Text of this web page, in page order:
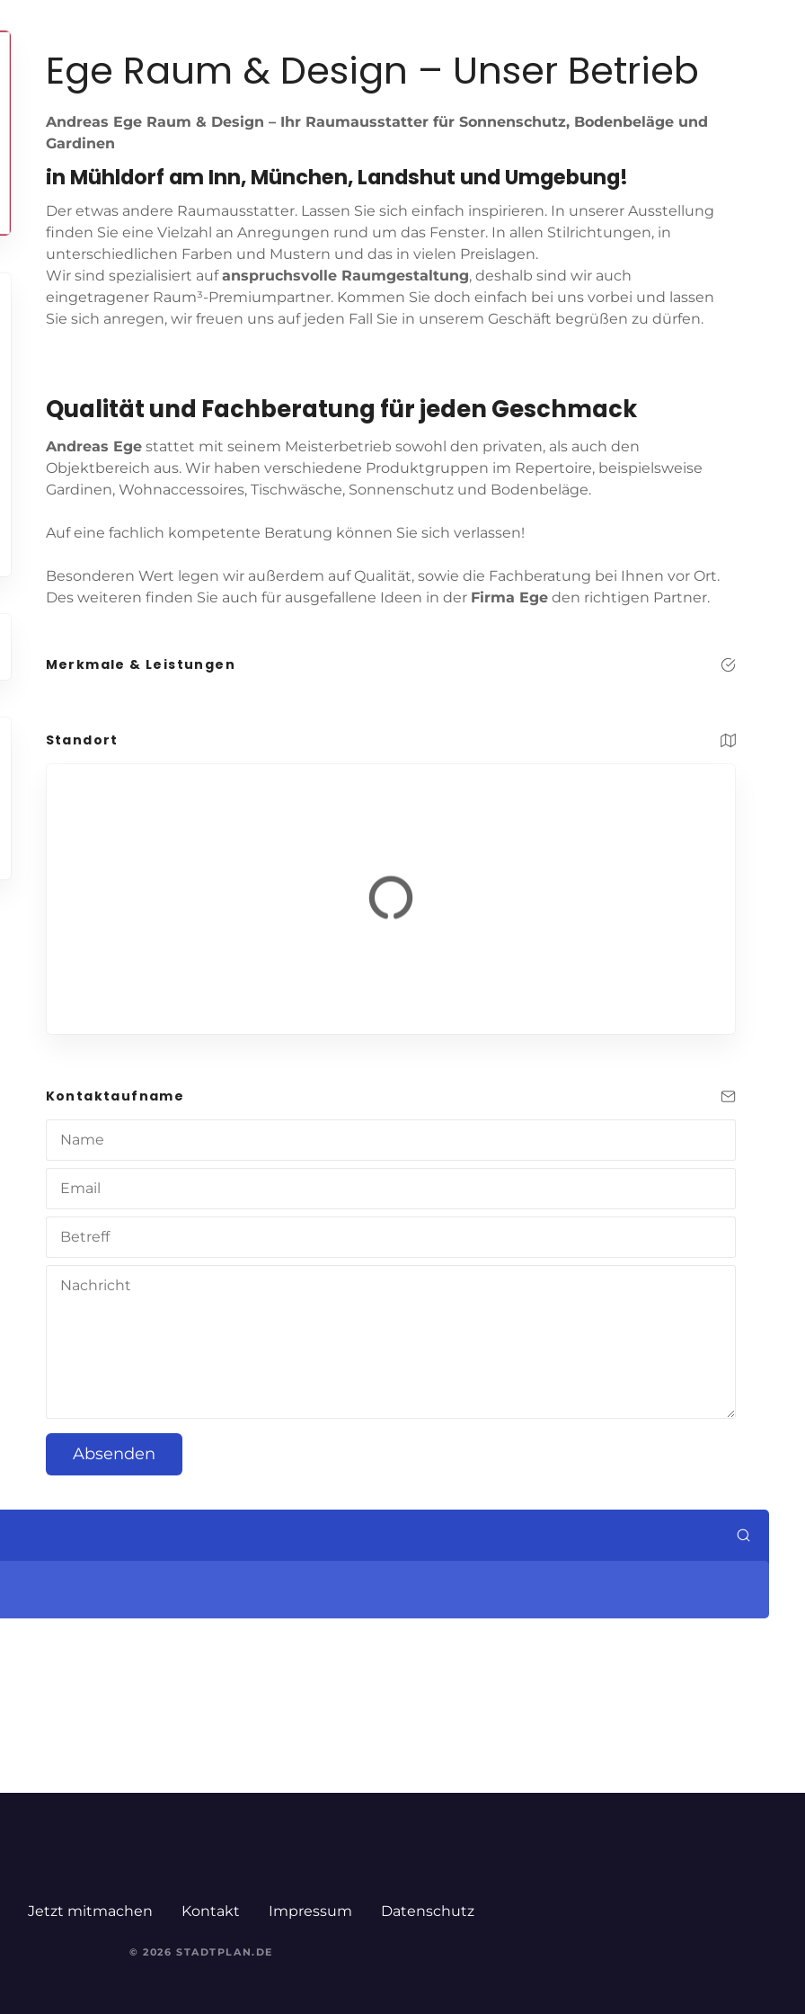
Ege Raum & Design – Unser Betrieb
Andreas Ege Raum & Design – Ihr Raumausstatter für Sonnenschutz, Bodenbeläge und
Gardinen
in Mühldorf am Inn, München, Landshut und Umgebung!
Der etwas andere Raumausstatter. Lassen Sie sich einfach inspirieren. In unserer Ausstellung
finden Sie eine Vielzahl an Anregungen rund um das Fenster. In allen Stilrichtungen, in
unterschiedlichen Farben und Mustern und das in vielen Preislagen.
Wir sind spezialisiert aufanspruchsvolle Raumgestaltung, deshalb sind wir auch
eingetragener Raum³-Premiumpartner. Kommen Sie doch einfach bei uns vorbei und lassen
Sie sich anregen, wir freuen uns auf jeden Fall Sie in unserem Geschäft begrüßen zu dürfen.
Qualität und Fachberatung für jeden Geschmack
Andreas Egestattet mit seinem Meisterbetrieb sowohl den privaten, als auch den
Objektbereich aus. Wir haben verschiedene Produktgruppen im Repertoire, beispielsweise
Gardinen, Wohnaccessoires, Tischwäsche, Sonnenschutz und Bodenbeläge.
Auf eine fachlich kompetente Beratung können Sie sich verlassen!
Besonderen Wert legen wir außerdem auf Qualität, sowie die Fachberatung bei Ihnen vor Ort.
Des weiteren finden Sie auch für ausgefallene Ideen in der Firma Egeden richtigen Partner.
Merkmale & Leistungen
Standort
Kontaktaufname
Absenden
Jetzt mitmachen Kontakt Impressum Datenschutz
© 2026 STADTPLAN.DE